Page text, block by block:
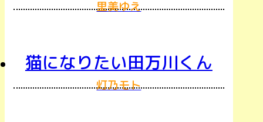
里美ゆえ
猫になりたい田万川くん
灯乃モト